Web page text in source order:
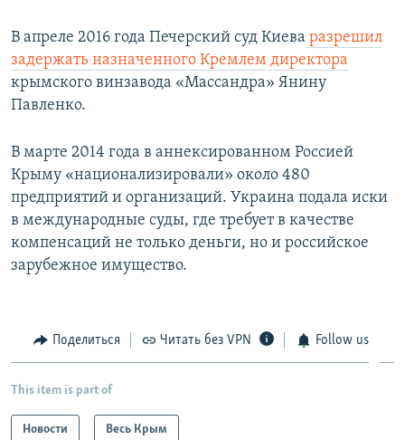
В апреле 2016 года Печерский суд Киева разрешил
задержать назначенного Кремлем директора
крымского винзавода «Массандра» Янину
Павленко.
В марте 2014 года в аннексированном Россией
Крыму «национализировали» около 480
предприятий и организаций. Украина подала иски
в международные суды, где требует в качестве
компенсаций не только деньги, но и российское
зарубежное имущество.
Поделиться Читать без VPN Follow us
This item is part of
Новости Весь Крым